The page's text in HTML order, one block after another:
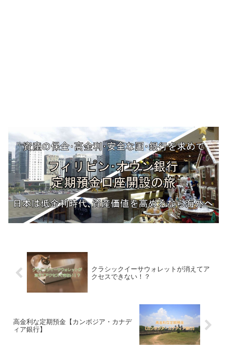
クラシックイーサウォレットが消えてア
クセスできない！？
高金利な定期預金【カンボジア・カナデ
ィア銀行】